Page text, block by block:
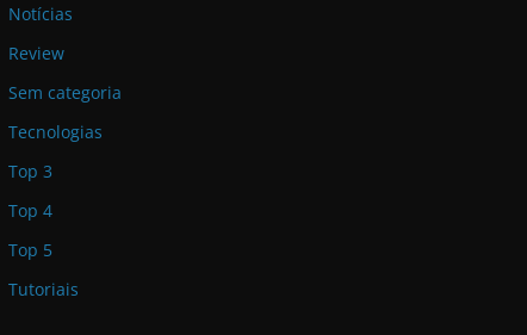
Notícias
Review
Sem categoria
Tecnologias
Top 3
Top 4
Top 5
Tutoriais